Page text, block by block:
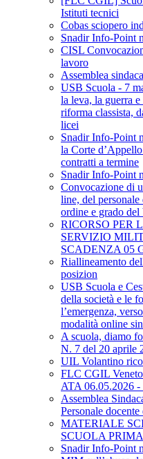
Istituti tecnici
Cobas sciopero
Snadir Info-Point
CISL
lavoro
Assemblea
USB Scuola - 7
la leva, la guerra
riforma classista,
licei
Snadir Info-Point
la Corte
contratti a termine
Snadir Info-Point
Convocazione di
line, del
ordine e grado del
RICORSO PER
SERVIZIO
SCADENZA 05
Riallineamento
posizion
USB Scuola e
della società e le
l’emergenza,
modalità online
A scuola, diamo
N. 7 del 20
UIL Volantino
FLC CGIL Veneto
ATA 06.05.2026
Assemblea
Personale docente
MATERIALE
SCUOLA
Snadir Info-Point